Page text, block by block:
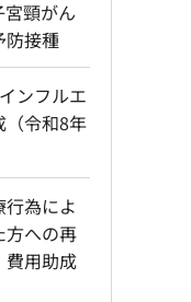
頸がん
防接種
ンフルエ
（令和8年
為によ
方への再
費用助成